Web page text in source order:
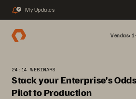
2 My Updates
Vendas:
24:14 WEBINARS
Stack your Enterprise’s
Pilot to Production